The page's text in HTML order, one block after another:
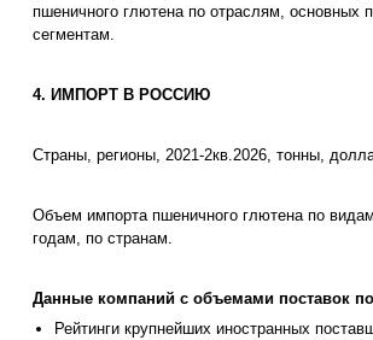
пшеничного глютена по отраслям, основных
сегментам.
4. ИМПОРТ В РОССИЮ
Страны, регионы, 2021-2кв.2026, тонны,
Объем импорта пшеничного глютена по
годам, по странам.
Данные компаний с объемами поставок
Рейтинги крупнейших иностранных